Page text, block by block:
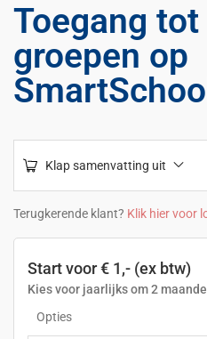
Toegang
groepen op
Klap samenvatting uit
Terugkerende klant? Klik hier voor
Start voor € 1,- (ex btw)
Kies voor jaarlijks om 2
Opties